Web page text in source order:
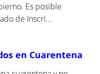
Es posible
de Inscri...
en Cuarentena